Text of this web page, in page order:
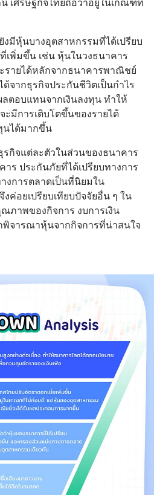
เศรษฐกิจไทยถือว่าอยู่ในเกณฑ์ที่
มีหุ้นบางอุตสาหกรรมที่ได้เปรียบ
เพิ่มขึ้น เช่น หุ้นในวงธนาคาร
รายได้หลักจากธนาคารพาณิชย์
ด้จากธุรกิจประกันชีวิตเป็นกำไร
ลตอบแทนจากเงินลงทุน ทำให้
มีการเติบโตขึ้นของรายได้
นได้มากขึ้น
รกิจแต่ละตัวในส่วนของธนาคาร
ร ประกันภัยที่ได้เปรียบทางการ
งการตลาดเป็นที่นิยมใน
ค่อยเปรียบเทียบปัจจัยอื่น ๆ ใน
ภาพของกิจการ งบการเงิน
พิจารณาหุ้นจากกิจการที่น่าสนใจ